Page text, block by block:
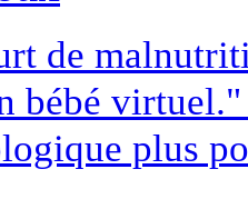
de
bébé
plus